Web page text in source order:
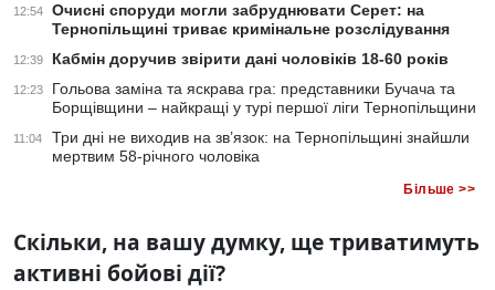
12:54
Очисні споруди могли забруднювати Серет: на
Тернопільщині триває кримінальне розслідування
12:39 Кабмін доручив звірити дані чоловіків 18-60 років
12:23
Гольова заміна та яскрава гра: представники Бучача та
Борщівщини – найкращі у турі першої ліги Тернопільщини
11:04
Три дні не виходив на зв’язок: на Тернопільщині знайшли
мертвим 58-річного чоловіка
Більше >>
Скільки, на вашу думку, ще триватимуть
активні бойові дії?